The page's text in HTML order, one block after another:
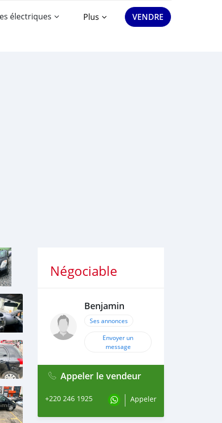
électriques Plus VENDRE
Négociable
Benjamin
Ses annonces
Envoyer un
message
Appeler le vendeur
+220 246 1925 Appeler